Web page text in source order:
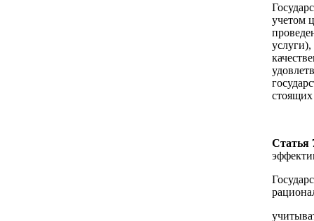
учетом
услуги),
стоящих
Статья